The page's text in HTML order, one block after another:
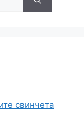
свинчета